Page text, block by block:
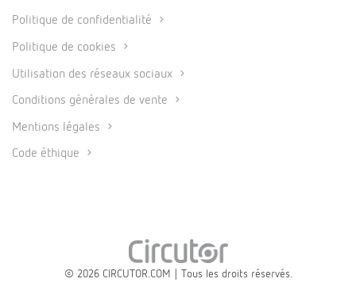
Politique de confidentialité
Politique de cookies
Utilisation des réseaux sociaux
Conditions générales de vente
Mentions légales
Code éthique
© 2026 CIRCUTOR.COM | Tous les droits réservés.